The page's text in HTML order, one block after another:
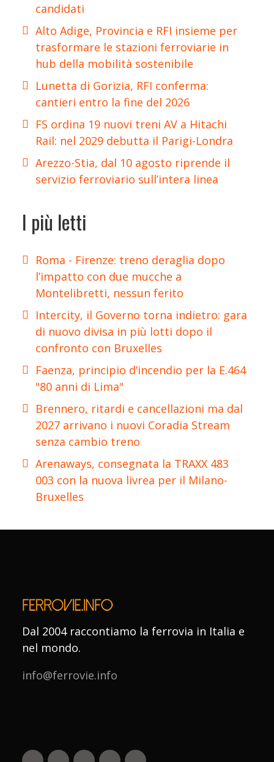
candidati
Alto Adige, Provincia e RFI insieme per
trasformare le stazioni ferroviarie in
hub della mobilità sostenibile
Lunetta di Gorizia, RFI conferma:
cantieri entro la fine del 2026
FS ordina 19 nuovi treni AV a Hitachi
Rail: nel 2029 debutta il Parigi-Londra
Arezzo-Stia, dal 10 agosto riprende il
servizio ferroviario sull’intera linea
I più letti
Roma - Firenze: treno deraglia dopo
l’impatto con due mucche a
Montelibretti, nessun ferito
Intercity, il Governo torna indietro: gara
di nuovo divisa in più lotti dopo il
confronto con Bruxelles
Faenza, principio d’incendio per la E.464
"80 anni di Lima"
Brennero, ritardi e cancellazioni ma dal
2027 arrivano i nuovi Coradia Stream
senza cambio treno
Arenaways, consegnata la TRAXX 483
003 con la nuova livrea per il Milano-
Bruxelles
Dal 2004 raccontiamo la ferrovia in Italia e
nel mondo.
info@ferrovie.info